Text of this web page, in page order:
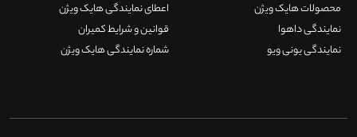
محصولات هایک ویژن
نمایندگی داهوا
نمایندگی یونی ویو
اعطای نمایندگی هایک ویژن
قوانین و شرایط کمیران
شماره نمایندگی هایک ویژن